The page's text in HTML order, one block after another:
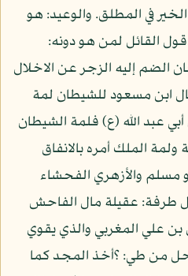
في المطلق. والوعيد: هو
القائل لمن هو دونه:
الضم إليه الزجر عن الاخلال
ابن مسعود للشيطان لمة
عبد الله (ع) فلمة الشيطان
الملك أمره بالانفاق
مسلم والأزهري الفحشاء
طرفة: عقيلة مال الفاحش
بن علي المغربي والذي يقوي
من طي: ؟أخذ المجد كما